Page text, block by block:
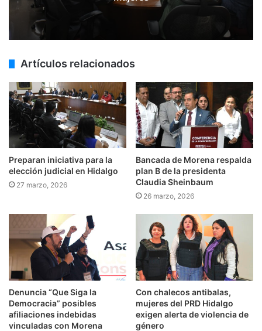
Artículos relacionados
Preparan iniciativa para la
elección judicial en Hidalgo
27 marzo, 2026
Bancada de Morena respalda
plan B de la presidenta
Claudia Sheinbaum
26 marzo, 2026
Denuncia “Que Siga la
Democracia” posibles
afiliaciones indebidas
vinculadas con Morena
Con chalecos antibalas,
mujeres del PRD Hidalgo
exigen alerta de violencia de
género